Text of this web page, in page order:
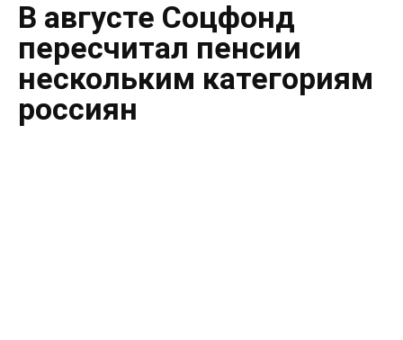
В августе Соцфонд
пересчитал пенсии
нескольким категориям
россиян